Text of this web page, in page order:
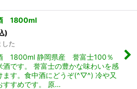
1800ml
)
した
1800ml 静岡県産 誉富士100％
酒です。 誉富士の豊かな味わいを感
ます。食中酒にどうぞ(^▽^) 冷や又
すすめです。 原…